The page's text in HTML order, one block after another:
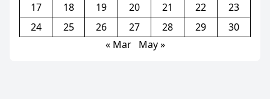
17
18 19 20 21 22
23
24
25 26 27 28 29
30
« Mar
May »